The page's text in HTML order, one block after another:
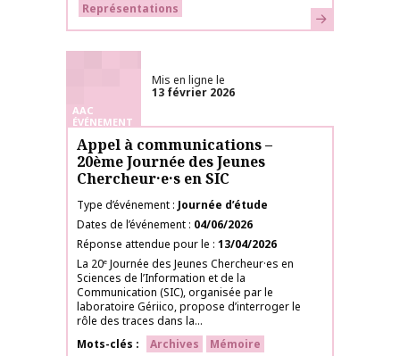
Représentations
En savoir plus
AAC
ÉVÉNEMENT
Mis en ligne le
13 février 2026
Appel à communications –
20ème Journée des Jeunes
Chercheur·e·s en SIC
Type d’événement Journée d’étude
Dates de l’événement 04/06/2026
Réponse attendue pour le 13/04/2026
La 20ᵉ Journée des Jeunes Chercheur·es en
Sciences de lʼInformation et de la
Communication (SIC), organisée par le
laboratoire Gériico, propose dʼinterroger le
rôle des traces dans la...
Mots-clés
Archives
Mémoire